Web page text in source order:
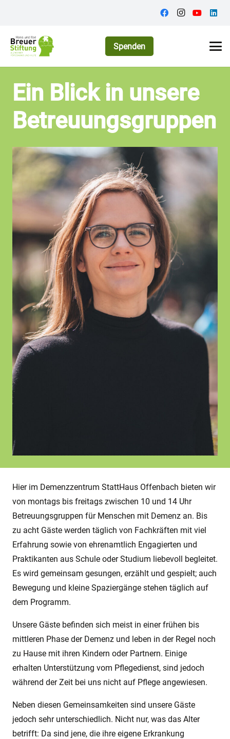
Spenden
Ein Blick in unsere
Betreuungsgruppen
Hier im Demenzzentrum StattHaus Offenbach bieten wir
von montags bis freitags zwischen 10 und 14 Uhr
Betreuungsgruppen für Menschen mit Demenz an. Bis
zu acht Gäste werden täglich von Fachkräften mit viel
Erfahrung sowie von ehrenamtlich Engagierten und
Praktikanten aus Schule oder Studium liebevoll begleitet.
Es wird gemeinsam gesungen, erzählt und gespielt; auch
Bewegung und kleine Spaziergänge stehen täglich auf
dem Programm.
Unsere Gäste befinden sich meist in einer frühen bis
mittleren Phase der Demenz und leben in der Regel noch
zu Hause mit ihren Kindern oder Partnern. Einige
erhalten Unterstützung vom Pflegedienst, sind jedoch
während der Zeit bei uns nicht auf Pflege angewiesen.
Neben diesen Gemeinsamkeiten sind unsere Gäste
jedoch sehr unterschiedlich. Nicht nur, was das Alter
betrifft: Da sind jene, die ihre eigene Erkrankung